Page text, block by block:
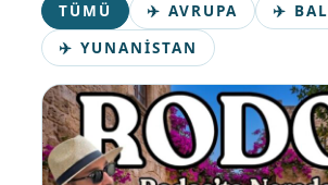
TÜMÜ ✈️ AVRUPA
✈️
✈️ YUNANISTAN